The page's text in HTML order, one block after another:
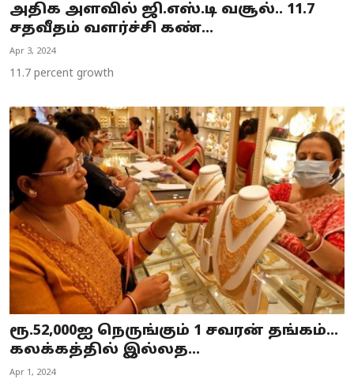
அதிக அளவில் ஜி.எஸ்.டி வசூல்.. 11.7
சதவீதம் வளர்ச்சி கண்...
Apr 3, 2024
11.7 percent growth
ரூ.52,000ஐ நெருங்கும் 1 சவரன் தங்கம்…
கலக்கத்தில் இல்லத...
Apr 1, 2024